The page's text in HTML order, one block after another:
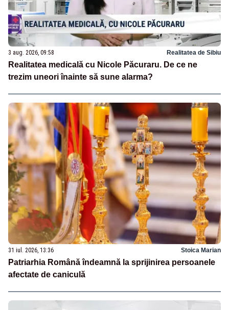
3 aug. 2026, 09:58 Realitatea de Sibiu
Realitatea medicală cu Nicole Păcuraru. De ce ne
trezim uneori înainte să sune alarma?
31 iul. 2026, 13:36 Stoica Marian
Patriarhia Română îndeamnă la sprijinirea persoanele
afectate de caniculă